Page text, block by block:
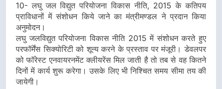
10- लघु जल विद्युत परियोजना विकास नीति, 2015 के कतिपय
प्राविधानों में संशोधन किये जाने का मंत्रीमण्डल ने प्रदान किया
अनुमोदन।
लघु जलविद्युत परियोजना विकास नीति 2015 में संशोधन करते हुए
परफॉर्मेंस सिक्योरिटी को शून्य करने के प्रस्ताव पर मंजूरी। डेवलपर
को फॉरेस्ट एनवायरनमेंट क्लीयरेंस मिल जाती है तो तब से वह कितने
दिनों में कार्य शुरू करेगा। उसके लिए भी निश्चित समय सीमा तय की
जायेगी।